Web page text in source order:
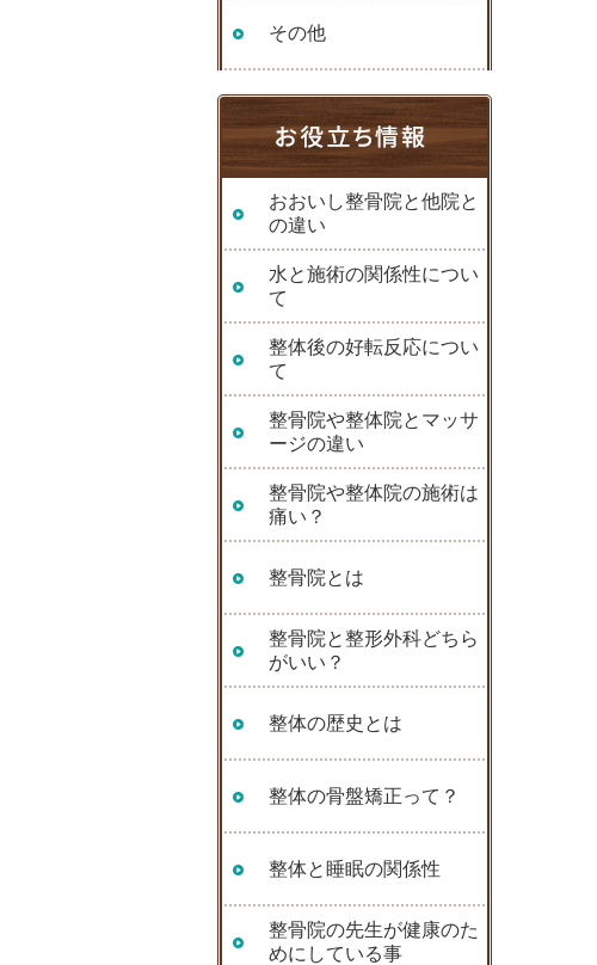
その他
おおいし整骨院と他院と
の違い
水と施術の関係性につい
て
整体後の好転反応につい
て
整骨院や整体院とマッサ
ージの違い
整骨院や整体院の施術は
痛い？
整骨院とは
整骨院と整形外科どちら
がいい？
整体の歴史とは
整体の骨盤矯正って？
整体と睡眠の関係性
整骨院の先生が健康のた
めにしている事